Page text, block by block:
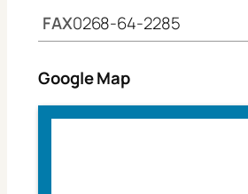
FAX0268-64-2285
Google Map